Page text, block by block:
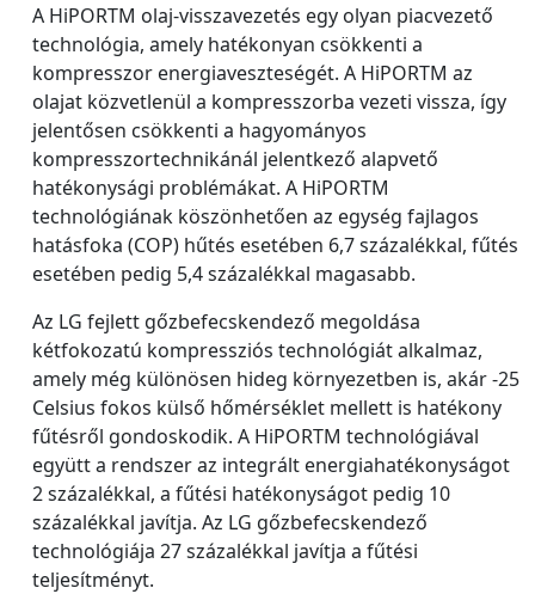
A HiPORTM olaj-visszavezetés egy olyan piacvezető
technológia, amely hatékonyan csökkenti a
kompresszor energiaveszteségét. A HiPORTM az
olajat közvetlenül a kompresszorba vezeti vissza, így
jelentősen csökkenti a hagyományos
kompresszortechnikánál jelentkező alapvető
hatékonysági problémákat. A HiPORTM
technológiának köszönhetően az egység fajlagos
hatásfoka (COP) hűtés esetében 6,7 százalékkal, fűtés
esetében pedig 5,4 százalékkal magasabb.
Az LG fejlett gőzbefecskendező megoldása
kétfokozatú kompressziós technológiát alkalmaz,
amely még különösen hideg környezetben is, akár -25
Celsius fokos külső hőmérséklet mellett is hatékony
fűtésről gondoskodik. A HiPORTM technológiával
együtt a rendszer az integrált energiahatékonyságot
2 százalékkal, a fűtési hatékonyságot pedig 10
százalékkal javítja. Az LG gőzbefecskendező
technológiája 27 százalékkal javítja a fűtési
teljesítményt.